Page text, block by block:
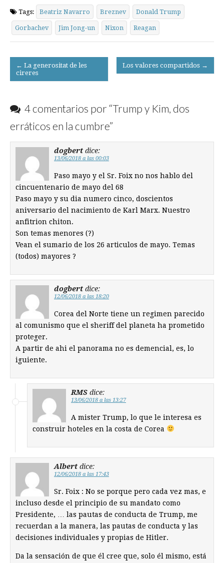
Tags: Beatriz Navarro Breznev Donald Trump
Gorbachev Jim Jong-un Nixon Reagan
Post
navigation
← La generositat de les
cireres
Los valores compartidos →
4 comentarios por “Trump y Kim, dos
erráticos en la cumbre”
dogbert dice:
13/06/2018 a las 00:03
Paso mayo y el Sr. Foix no nos hablo del
cincuentenario de mayo del 68
Paso mayo y su dia numero cinco, doscientos
aniversario del nacimiento de Karl Marx. Nuestro
anfitrion chiton.
Son temas menores (?)
Vean el sumario de los 26 articulos de mayo. Temas
(todos) mayores ?
dogbert dice:
12/06/2018 a las 18:20
Corea del Norte tiene un regimen parecido
al comunismo que el sheriff del planeta ha prometido
proteger.
A partir de ahi el panorama no es demencial, es, lo
iguiente.
RMS dice:
13/06/2018 a las 13:27
A mister Trump, lo que le interesa es
construir hoteles en la costa de Corea
Albert dice:
12/06/2018 a las 17:43
Sr. Foix : No se porque pero cada vez mas, e
incluso desde el principio de su mandato como
Presidente, … las pautas de conducta de Trump, me
recuerdan a la manera, las pautas de conducta y las
decisiones individuales y propias de Hitler.
Da la sensación de que él cree que, solo él mismo, está